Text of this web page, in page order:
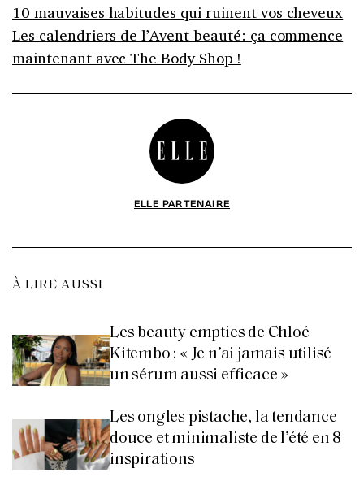
10 mauvaises habitudes qui ruinent vos cheveux
Les calendriers de l’Avent beauté: ça commence
maintenant avec The Body Shop !
ELLE PARTENAIRE
À LIRE AUSSI
Les beauty empties de Chloé
Kitembo : « Je n’ai jamais utilisé
un sérum aussi efficace »
Les ongles pistache, la tendance
douce et minimaliste de l’été en 8
inspirations